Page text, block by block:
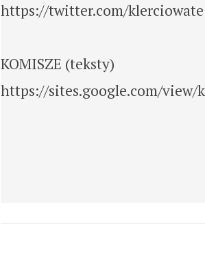
https://twitter.com/klerciowate
KOMISZE (teksty)
https://sites.google.com/view/